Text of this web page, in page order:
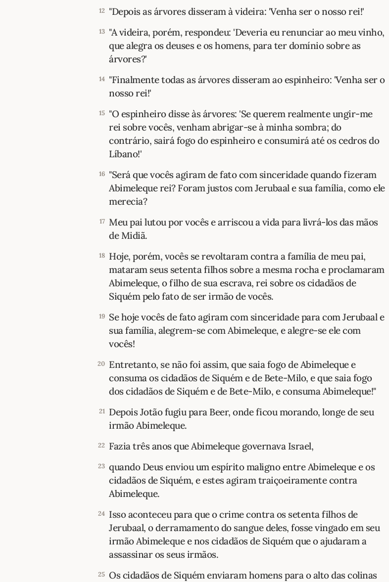
12 "Depois as árvores disseram à videira: 'Venha ser o nosso rei!'
13 "A videira, porém, respondeu: 'Deveria eu renunciar ao meu vinho,
que alegra os deuses e os homens, para ter domínio sobre as
árvores?'
14 "Finalmente todas as árvores disseram ao espinheiro: 'Venha ser o
nosso rei!'
15 "O espinheiro disse às árvores: 'Se querem realmente ungir-me
rei sobre vocês, venham abrigar-se à minha sombra; do
contrário, sairá fogo do espinheiro e consumirá até os cedros do
Líbano!'
16 "Será que vocês agiram de fato com sinceridade quando fizeram
Abimeleque rei? Foram justos com Jerubaal e sua família, como ele
merecia?
17 Meu pai lutou por vocês e arriscou a vida para livrá-los das mãos
de Midiã.
18 Hoje, porém, vocês se revoltaram contra a família de meu pai,
mataram seus setenta filhos sobre a mesma rocha e proclamaram
Abimeleque, o filho de sua escrava, rei sobre os cidadãos de
Siquém pelo fato de ser irmão de vocês.
19 Se hoje vocês de fato agiram com sinceridade para com Jerubaal e
sua família, alegrem-se com Abimeleque, e alegre-se ele com
vocês!
20 Entretanto, se não foi assim, que saia fogo de Abimeleque e
consuma os cidadãos de Siquém e de Bete-Milo, e que saia fogo
dos cidadãos de Siquém e de Bete-Milo, e consuma Abimeleque!"
21 Depois Jotão fugiu para Beer, onde ficou morando, longe de seu
irmão Abimeleque.
22 Fazia três anos que Abimeleque governava Israel,
23 quando Deus enviou um espírito maligno entre Abimeleque e os
cidadãos de Siquém, e estes agiram traiçoeiramente contra
Abimeleque.
24 Isso aconteceu para que o crime contra os setenta filhos de
Jerubaal, o derramamento do sangue deles, fosse vingado em seu
irmão Abimeleque e nos cidadãos de Siquém que o ajudaram a
assassinar os seus irmãos.
25 Os cidadãos de Siquém enviaram homens para o alto das colinas